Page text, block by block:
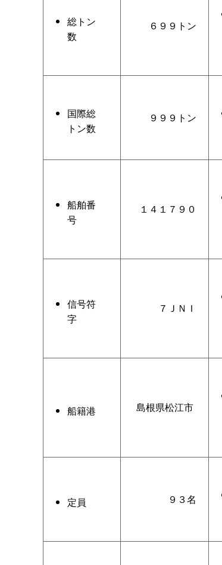
総トン
数
６９９トン
国際総
トン数
９９９トン
船舶番
号
１４１７９０
信号符
字
７ＪＮＩ
船籍港 島根県松江市
定員 ９３名